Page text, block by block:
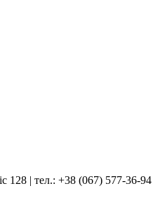
128 | тел.: +38 (067) 577-36-94